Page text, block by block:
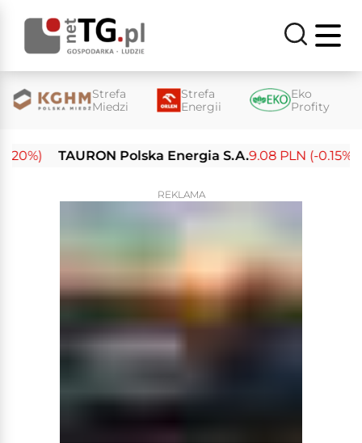
Strefa
Miedzi
Strefa
Energii
Eko
Profity
TAURON Polska Energia S.A. 9.08 PLN (-0.15%)
REKLAMA